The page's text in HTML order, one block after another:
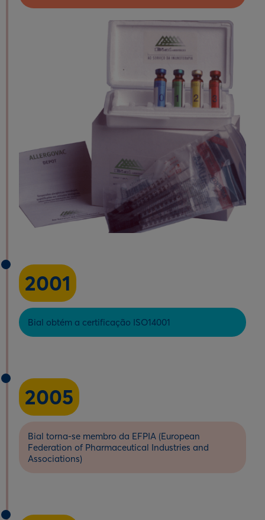
2001
Bial obtém a certificação ISO14001
2005
Bial torna-se membro da EFPIA (European
Federation of Pharmaceutical Industries and
Associations)